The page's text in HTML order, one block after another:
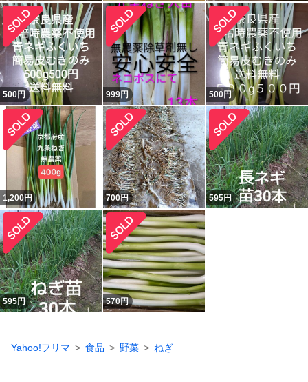
500円 999円 500円
1,200円 700円 595円
595円 570円
Yahoo!フリマ 食品 野菜 ねぎ